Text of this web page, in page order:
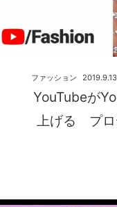
YouTubeが
上げる プロ
2019.9.13
ファッション